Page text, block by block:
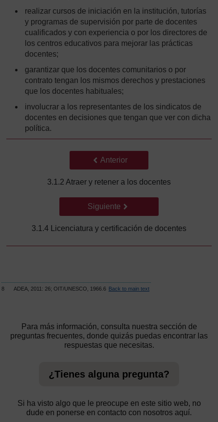
realizar cursos de iniciación en la institución, tutorías
y programas de supervisión por parte de docentes
cualificados y con experiencia o por los directores de
los centros educativos para mejorar las prácticas
docentes;
garantizar que los docentes comunitarios o por
contrato tengan los mismos derechos y prestaciones
que los docentes habituales;
involucrar a los representantes de los sindicatos de
docentes en decisiones que tengan que ver con dicha
política.
Anterior
Anterior
3.1.2 Atraer y retener a los docentes
Siguiente
Siguiente
3.1.4 Licenciatura y certificación de docentes
8 ADEA, 2011: 26; OIT/UNESCO, 1966.6 Back to main text
Para más información, consulta nuestra sección de
preguntas frecuentes, donde quizás puedas encontrar las
respuestas que necesitas.
¿Tienes alguna pregunta?
Si ha visto algo que le preocupe en este sitio web, no
dude en ponerse en contacto con nosotros aquí.